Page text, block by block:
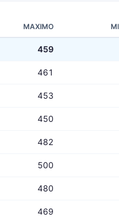
MAXIMO
459
461
453
450
482
500
480
469